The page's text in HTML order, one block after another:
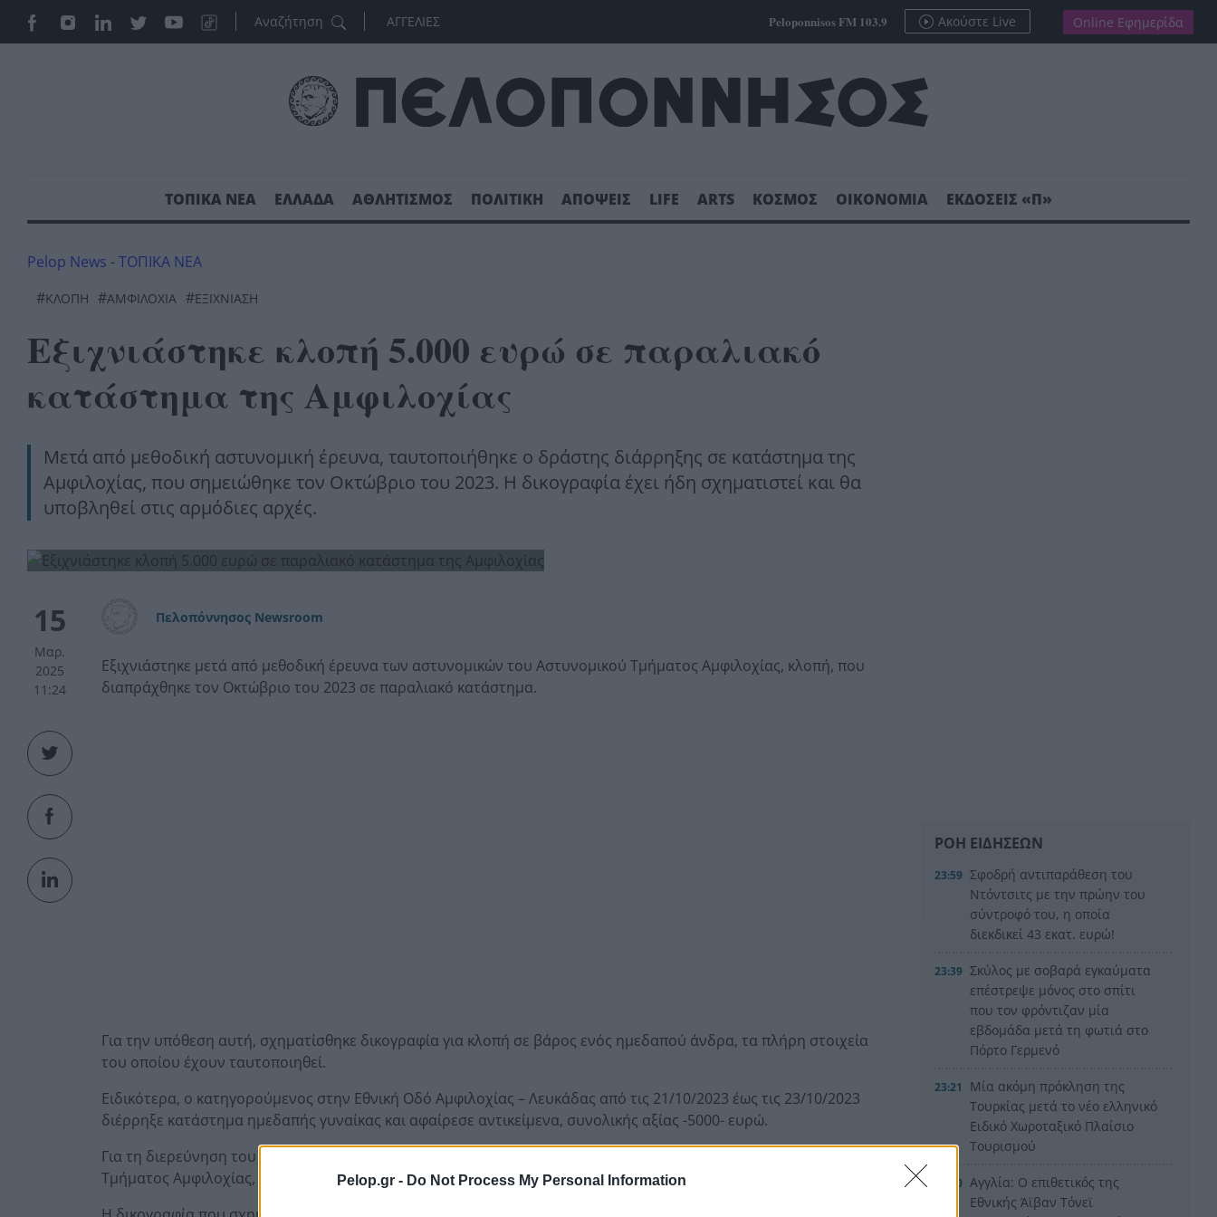
Pelop.gr - Do Not Process My Personal Information
ΑΓΓΕΛΙΕΣ Peloponnisos FM 103.9 Ακούστε Live Online Εφημερίδα
ΤΟΠΙΚΑ ΝΕΑ ΕΛΛΑΔΑ ΑΘΛΗΤΙΣΜΟΣ ΠΟΛΙΤΙΚΗ ΑΠΟΨΕΙΣ LIFE ARTS ΚΟΣΜΟΣ ΟΙΚΟΝΟΜΙΑ ΕΚΔΟΣΕΙΣ «Π»
Pelop News -ΤΟΠΙΚΑ ΝΕΑ
#ΚΛΟΠΗ #ΑΜΦΙΛΟΧΊΑ #ΕΞΙΧΝΙΑΣΗ
Εξιχνιάστηκε κλοπή 5.000 ευρώ σε παραλιακό
κατάστημα της Αμφιλοχίας
Μετά από μεθοδική αστυνομική έρευνα, ταυτοποιήθηκε ο δράστης διάρρηξης σε κατάστημα της
Αμφιλοχίας, που σημειώθηκε τον Οκτώβριο του 2023. Η δικογραφία έχει ήδη σχηματιστεί και θα
υποβληθεί στις αρμόδιες αρχές.
15
Μαρ.
2025
11:24
Πελοπόννησος Newsroom
Εξιχνιάστηκε μετά από μεθοδική έρευνα των αστυνομικών του Αστυνομικού Τμήματος Αμφιλοχίας, κλοπή, που
διαπράχθηκε τον Οκτώβριο του 2023 σε παραλιακό κατάστημα.
Για την υπόθεση αυτή, σχηματίσθηκε δικογραφία για κλοπή σε βάρος ενός ημεδαπού άνδρα, τα πλήρη στοιχεία
του οποίου έχουν ταυτοποιηθεί.
Ειδικότερα, ο κατηγορούμενος στην Εθνική Οδό Αμφιλοχίας – Λευκάδας από τις 21/10/2023 έως τις 23/10/2023
διέρρηξε κατάστημα ημεδαπής γυναίκας και αφαίρεσε αντικείμενα, συνολικής αξίας -5000- ευρώ.
Για τη διερεύνηση του περιστατικού διενεργήθηκαν μεθοδικές έρευνες από τους αστυνομικούς του Αστυνομικού
Τμήματος Αμφιλοχίας, με αποτέλεσμα την εξιχνίαση της κλοπής και την ταυτοποίηση του κατηγορουμένου.
ΡΟΗ ΕΙΔΗΣΕΩΝ
23:59 Σφοδρή αντιπαράθεση του
Ντόντσιτς με την πρώην του
σύντροφό του, η οποία
διεκδικεί 43 εκατ. ευρώ!
23:39 Σκύλος με σοβαρά εγκαύματα
επέστρεψε μόνος στο σπίτι
που τον φρόντιζαν μία
εβδομάδα μετά τη φωτιά στο
Πόρτο Γερμενό
23:21
Μία ακόμη πρόκληση της
Τουρκίας μετά το νέο ελληνικό
Ειδικό Χωροταξικό Πλαίσιο
Τουρισμού
23:00 Αγγλία: Ο επιθετικός της
Εθνικής Άϊβαν Τόνεϊ